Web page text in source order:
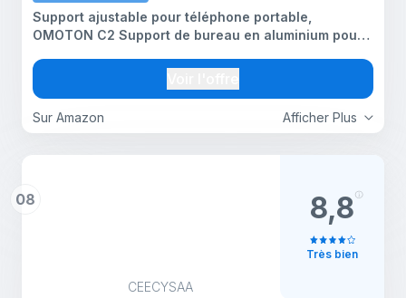
Afficher Plus
Sur Amazon
Support ajustable pour téléphone portable,
OMOTON C2 Support de bureau en aluminium pour
Pro/ 13/13 Mini et autres téléphones intelligents,
argenté
08
CEECYSAA
8,8
Très bien